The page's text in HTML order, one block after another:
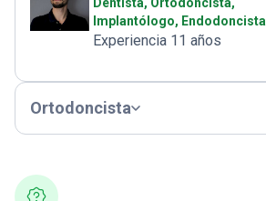
Implantólogo, Endodoncista
Experiencia 11 años
Ortodoncista